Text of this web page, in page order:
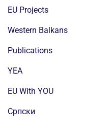
EU Projects
Western Balkans
Publications
YEA
EU With YOU
Cрпски